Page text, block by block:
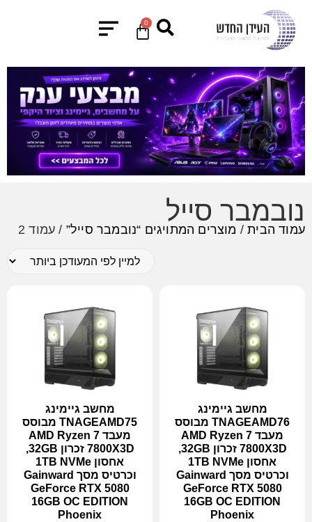
0
נובמבר סייל
עמוד הבית/ מוצרים המתויגים “נובמבר סייל” / עמוד 2
מחשב גיימינג
TNAGEAMD76 מבוסס
מעבד AMD Ryzen 7
7800X3D זכרון 32GB,
אחסון 1TB NVMe
וכרטיס מסך Gainward
GeForce RTX 5080
16GB OC EDITION
Phoenix
מחשב גיימינג
TNAGEAMD75 מבוסס
מעבד AMD Ryzen 7
7800X3D זכרון 32GB,
אחסון 1TB NVMe
וכרטיס מסך Gainward
GeForce RTX 5080
16GB OC EDITION
Phoenix